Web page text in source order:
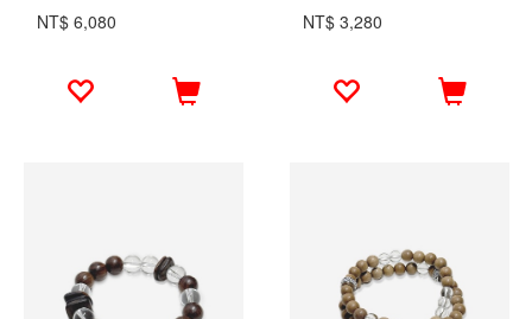
NT$ 6,080
NT$ 3,280